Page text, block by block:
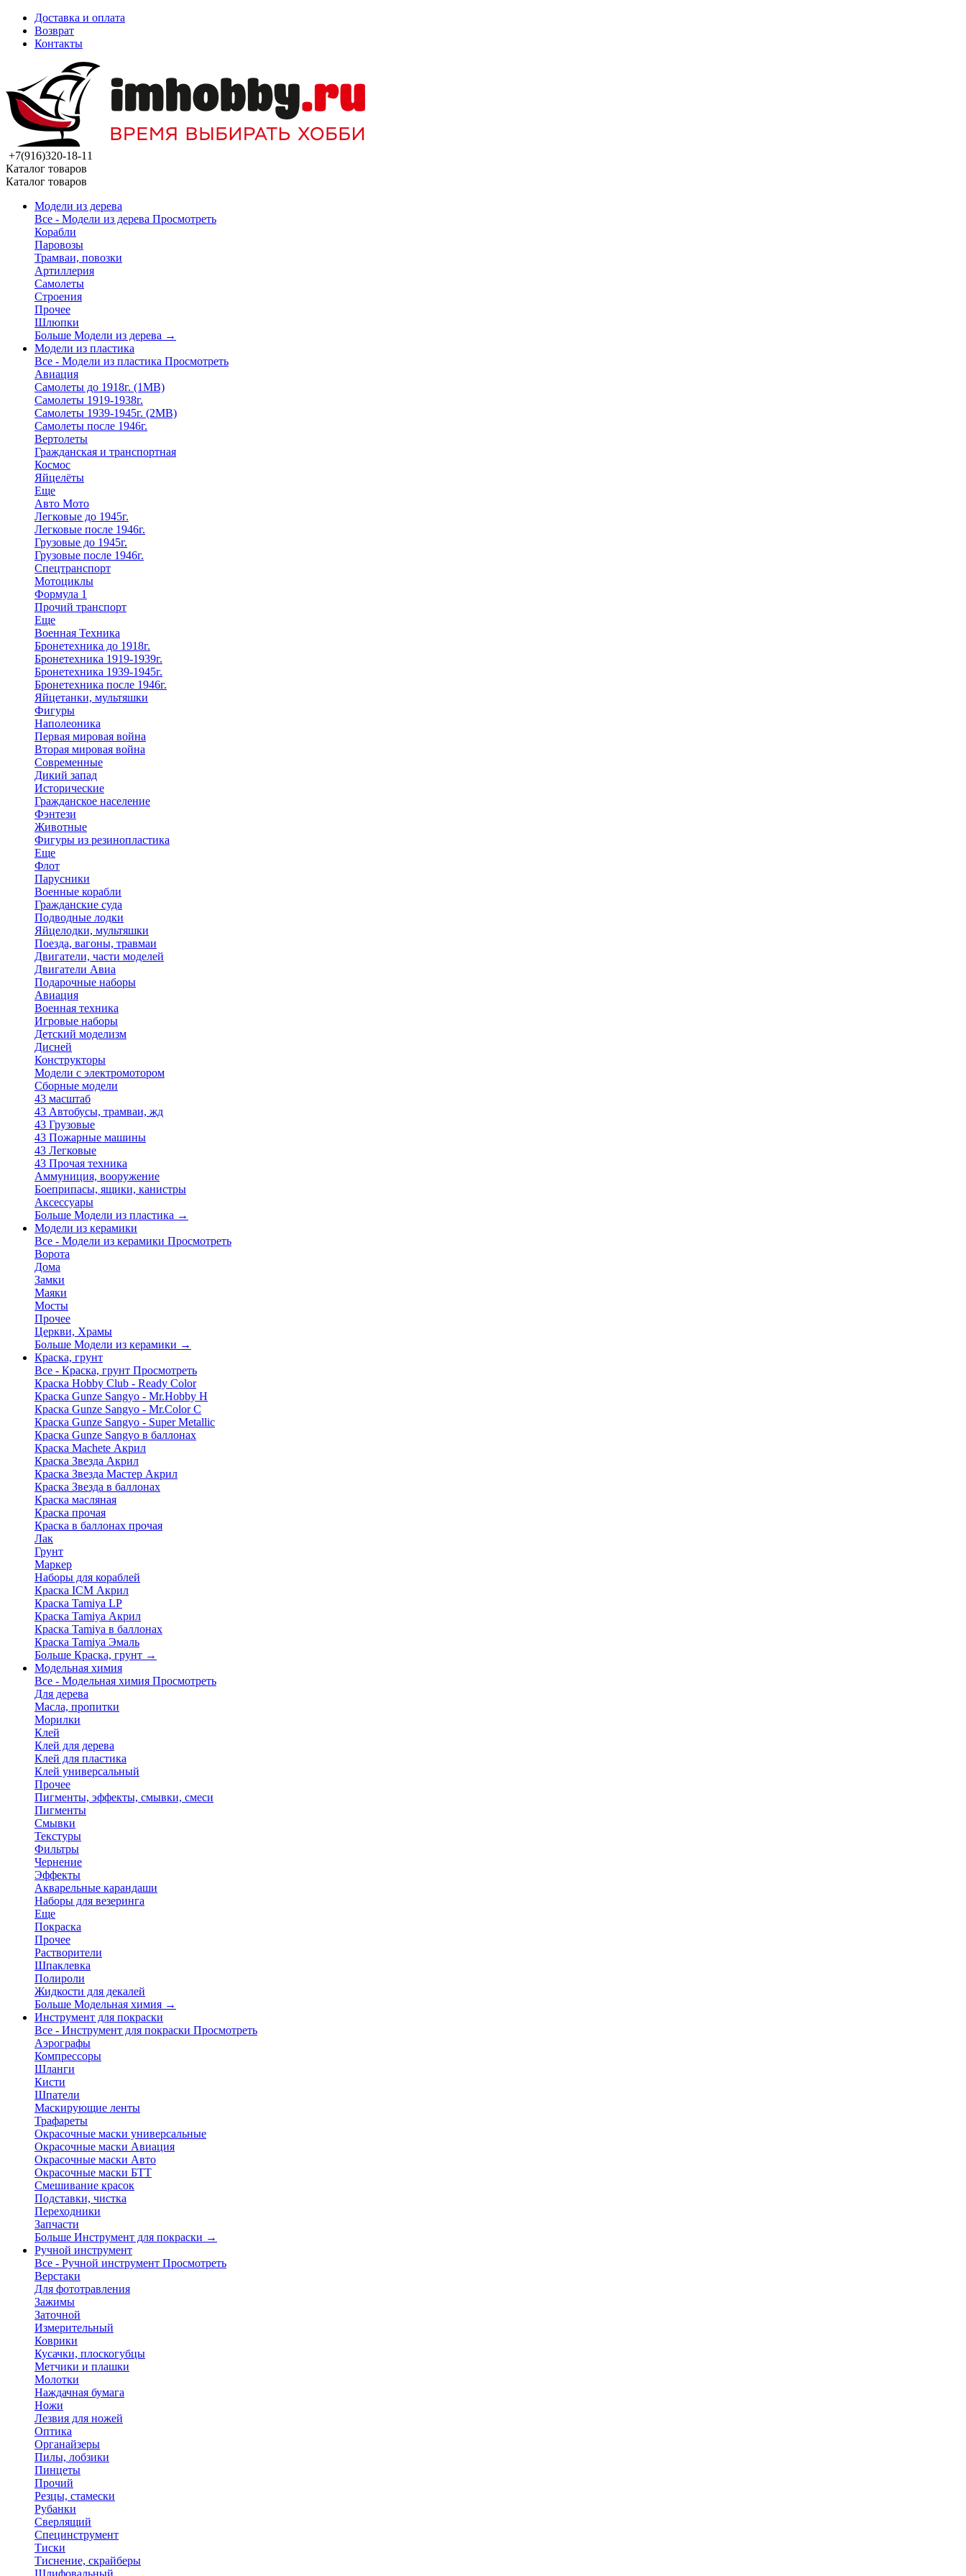
Доставка и оплата
Возврат
Контакты
+7(916)320-18-11
Каталог товаров
Каталог товаров
Модели из дерева
Все - Модели из дерева Просмотреть
Корабли
Паровозы
Трамваи, повозки
Артиллерия
Самолеты
Строения
Прочее
Шлюпки
Больше Модели из дерева →
Модели из пластика
Все - Модели из пластика Просмотреть
Авиация
Самолеты до 1918г. (1МВ)
Самолеты 1919-1938г.
Самолеты 1939-1945г. (2МВ)
Самолеты после 1946г.
Вертолеты
Гражданская и транспортная
Космос
Яйцелёты
Еще
Авто Мото
Легковые до 1945г.
Легковые после 1946г.
Грузовые до 1945г.
Грузовые после 1946г.
Спецтранспорт
Мотоциклы
Формула 1
Прочий транспорт
Еще
Военная Техника
Бронетехника до 1918г.
Бронетехника 1919-1939г.
Бронетехника 1939-1945г.
Бронетехника после 1946г.
Яйцетанки, мультяшки
Фигуры
Наполеоника
Первая мировая война
Вторая мировая война
Современные
Дикий запад
Исторические
Гражданское население
Фэнтези
Животные
Фигуры из резинопластика
Еще
Флот
Парусники
Военные корабли
Гражданские суда
Подводные лодки
Яйцелодки, мультяшки
Поезда, вагоны, травмаи
Двигатели, части моделей
Двигатели Авиа
Подарочные наборы
Авиация
Военная техника
Игровые наборы
Детский моделизм
Дисней
Конструкторы
Модели с электромотором
Сборные модели
43 масштаб
43 Автобусы, трамваи, жд
43 Грузовые
43 Пожарные машины
43 Легковые
43 Прочая техника
Аммуниция, вооружение
Боеприпасы, ящики, канистры
Аксессуары
Больше Модели из пластика →
Модели из керамики
Все - Модели из керамики Просмотреть
Ворота
Дома
Замки
Маяки
Мосты
Прочее
Церкви, Храмы
Больше Модели из керамики →
Краска, грунт
Все - Краска, грунт Просмотреть
Краска Hobby Club - Ready Color
Краска Gunze Sangyo - Mr.Hobby H
Краска Gunze Sangyo - Mr.Color C
Краска Gunze Sangyo - Super Metallic
Краска Gunze Sangyo в баллонах
Краска Machete Акрил
Краска Звезда Акрил
Краска Звезда Мастер Акрил
Краска Звезда в баллонах
Краска масляная
Краска прочая
Краска в баллонах прочая
Лак
Грунт
Маркер
Наборы для кораблей
Краска ICM Акрил
Краска Tamiya LP
Краска Tamiya Акрил
Краска Tamiya в баллонах
Краска Tamiya Эмаль
Больше Краска, грунт →
Модельная химия
Все - Модельная химия Просмотреть
Для дерева
Масла, пропитки
Морилки
Клей
Клей для дерева
Клей для пластика
Клей универсальный
Прочее
Пигменты, эффекты, смывки, смеси
Пигменты
Смывки
Текстуры
Фильтры
Чернение
Эффекты
Акварельные карандаши
Наборы для везеринга
Еще
Покраска
Прочее
Растворители
Шпаклевка
Полироли
Жидкости для декалей
Больше Модельная химия →
Инструмент для покраски
Все - Инструмент для покраски Просмотреть
Аэрографы
Компрессоры
Шланги
Кисти
Шпатели
Маскирующие ленты
Трафареты
Окрасочные маски универсальные
Окрасочные маски Авиация
Окрасочные маски Авто
Окрасочные маски БТТ
Смешивание красок
Подставки, чистка
Переходники
Запчасти
Больше Инструмент для покраски →
Ручной инструмент
Все - Ручной инструмент Просмотреть
Верстаки
Для фототравления
Зажимы
Заточной
Измерительный
Коврики
Кусачки, плоскогубцы
Метчики и плашки
Молотки
Наждачная бумага
Ножи
Лезвия для ножей
Оптика
Органайзеры
Пилы, лобзики
Пинцеты
Прочий
Резцы, стамески
Рубанки
Сверлящий
Специнструмент
Тиски
Тиснение, скрайберы
Шлифовальный